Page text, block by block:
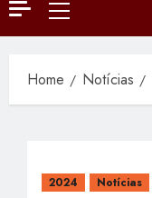
Primary
Menu
Home Notícias
2024 Notícias